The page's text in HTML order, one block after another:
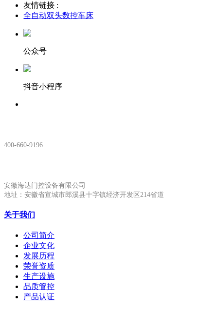
友情链接 :
全自动双头数控车床
公众号
抖音小程序
400-660-9196
安徽海达门控设备有限公司
地址：安徽省宣城市郎溪县十字镇经济开发区214省道
关于我们
公司简介
企业文化
发展历程
荣誉资质
生产设施
品质管控
产品认证